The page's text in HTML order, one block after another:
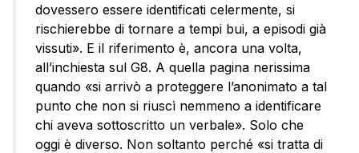
dovessero essere identificati celermente, si
rischierebbe di tornare a tempi bui, a episodi già
vissuti». E il riferimento è, ancora una volta,
all’inchiesta sul G8. A quella pagina nerissima
quando «si arrivò a proteggere l’anonimato a tal
punto che non si riuscì nemmeno a identificare
chi aveva sottoscritto un verbale». Solo che
oggi è diverso. Non soltanto perché «si tratta di